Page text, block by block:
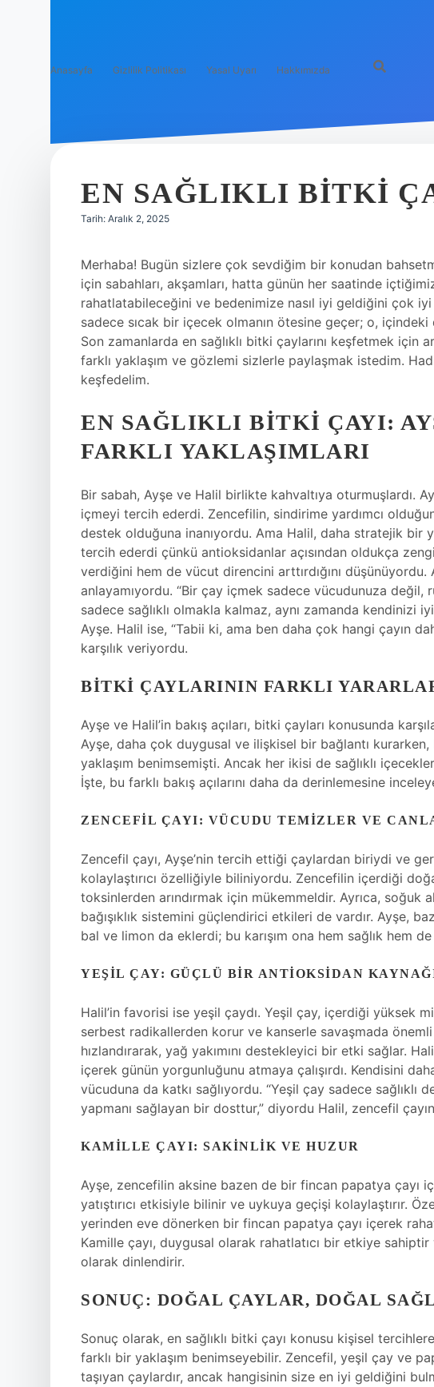
Anasayfa Gizlilik Politikası Yasal Uyarı Hakkımızda
EN SAĞLIKLI BITKI
Tarih: Aralık 2, 2025
Merhaba! Bugün sizlere çok sevdiğim bir konudan
için sabahları, akşamları, hatta günün her saatinde
rahatlatabileceğini ve bedenimize nasıl iyi geldiğini çok
sadece sıcak bir içecek olmanın ötesine geçer; o,
Son zamanlarda en sağlıklı bitki çaylarını keşfetmek için
farklı yaklaşım ve gözlemi sizlerle paylaşmak istedim.
keşfedelim.
EN SAĞLIKLI BITKI ÇAYI:
FARKLI YAKLAŞIMLARI
Bir sabah, Ayşe ve Halil birlikte kahvaltıya oturmuşlardı.
içmeyi tercih ederdi. Zencefilin, sindirime yardımcı
destek olduğuna inanıyordu. Ama Halil, daha stratejik bir
tercih ederdi çünkü antioksidanlar açısından oldukça
verdiğini hem de vücut direncini arttırdığını düşünüyordu.
anlayamıyordu. “Bir çay içmek sadece vücudunuza değil,
sadece sağlıklı olmakla kalmaz, aynı zamanda kendinizi
Ayşe. Halil ise, “Tabii ki, ama ben daha çok hangi çayın
karşılık veriyordu.
BITKI ÇAYLARININ FARKLI
Ayşe ve Halil’in bakış açıları, bitki çayları konusunda
Ayşe, daha çok duygusal ve ilişkisel bir bağlantı
yaklaşım benimsemişti. Ancak her ikisi de sağlıklı
İşte, bu farklı bakış açılarını daha da derinlemesine
ZENCEFIL ÇAYI: VÜCUDU TEMIZLER VE
Zencefil çayı, Ayşe’nin tercih ettiği çaylardan biriydi ve
kolaylaştırıcı özelliğiyle biliniyordu. Zencefilin içerdiği
toksinlerden arındırmak için mükemmeldir. Ayrıca, soğuk
bağışıklık sistemini güçlendirici etkileri de vardır. Ayşe,
bal ve limon da eklerdi; bu karışım ona hem sağlık hem
YEŞIL ÇAY: GÜÇLÜ BIR ANTIOKSIDAN
Halil’in favorisi ise yeşil çaydı. Yeşil çay, içerdiği yüksek
serbest radikallerden korur ve kanserle savaşmada
hızlandırarak, yağ yakımını destekleyici bir etki sağlar.
içerek günün yorgunluğunu atmaya çalışırdı. Kendisini
vücuduna da katkı sağlıyordu. “Yeşil çay sadece sağlıklı
yapmanı sağlayan bir dosttur,” diyordu Halil, zencefil
KAMILLE ÇAYI: SAKINLIK VE HUZUR
Ayşe, zencefilin aksine bazen de bir fincan papatya çayı
yatıştırıcı etkisiyle bilinir ve uykuya geçişi kolaylaştırır.
yerinden eve dönerken bir fincan papatya çayı içerek
Kamille çayı, duygusal olarak rahatlatıcı bir etkiye
olarak dinlendirir.
SONUÇ: DOĞAL ÇAYLAR, DOĞAL
Sonuç olarak, en sağlıklı bitki çayı konusu kişisel
farklı bir yaklaşım benimseyebilir. Zencefil, yeşil çay ve
taşıyan çaylardır, ancak hangisinin size en iyi geldiğini